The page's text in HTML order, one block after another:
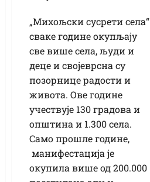
„Михољски сусрети села“
сваке године окупљају
све више села, људи и
деце и својеврсна су
позорнице радости и
живота. Ове године
учествује 130 градова и
општина и 1.300 села.
Само прошле године,
манифестација је
окупила више од 200.000